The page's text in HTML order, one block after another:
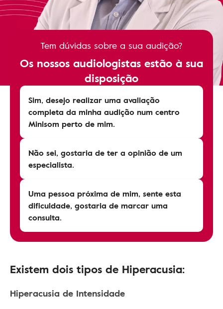
Tem dúvidas sobre a sua audição?
Os nossos audiologistas estão à sua
disposição
Sim, desejo realizar uma avaliação
completa da minha audição num centro
Minisom perto de mim.
Não sei, gostaria de ter a opinião de um
especialista.
Uma pessoa próxima de mim, sente esta
dificuldade, gostaria de marcar uma
consulta.
Existem dois tipos de Hiperacusia:
Hiperacusia de Intensidade